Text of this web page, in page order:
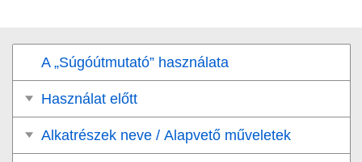
A „Súgóútmutató” használata
Használat előtt
Alkatrészek neve / Alapvető műveletek